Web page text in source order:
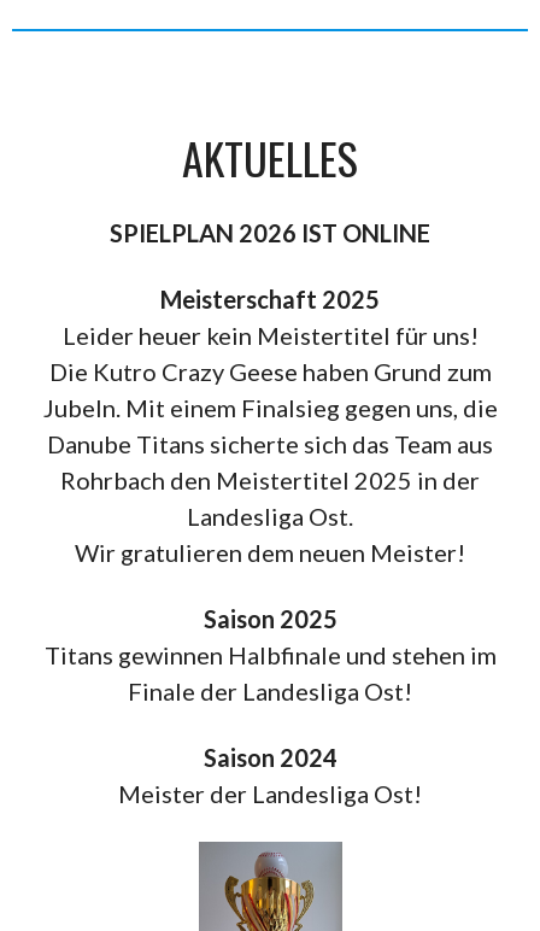
AKTUELLES
SPIELPLAN 2026 IST ONLINE
Meisterschaft 2025
Leider heuer kein Meistertitel für uns!
Die Kutro Crazy Geese haben Grund zum
Jubeln. Mit einem Finalsieg gegen uns, die
Danube Titans sicherte sich das Team aus
Rohrbach den Meistertitel 2025 in der
Landesliga Ost.
Wir gratulieren dem neuen Meister!
Saison 2025
Titans gewinnen Halbfinale und stehen im
Finale der Landesliga Ost!
Saison 2024
Meister der Landesliga Ost!